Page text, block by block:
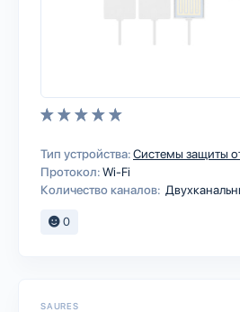
Тип устройства:Системы защиты
Протокол:Wi-Fi
Количество каналов:
0
SAURES